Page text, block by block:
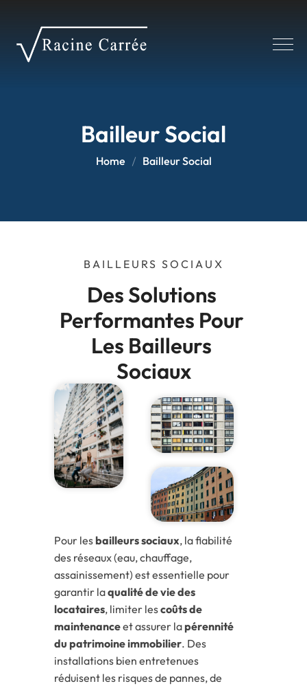
Bailleur Social
Home Bailleur Social
BAILLEURS SOCIAUX
Des Solutions
Performantes Pour
Les Bailleurs
Sociaux
Pour lesbailleurs sociaux, la fiabilité
des réseaux (eau, chauffage,
assainissement) est essentielle pour
garantir laqualité de vie des
locataires, limiter lescoûts de
maintenanceet assurer lapérennité
du patrimoine immobilier. Des
installations bien entretenues
réduisent les risques de pannes, de